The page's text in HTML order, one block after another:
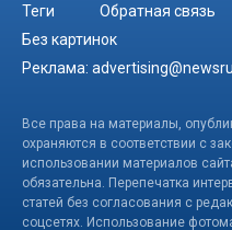
Теги Обратная связь
Без картинок
Реклама:
Все права на материалы,
охраняются в соответствии с
использовании материалов
обязательна. Перепечатка
статей без согласования с
соцсетях. Использование